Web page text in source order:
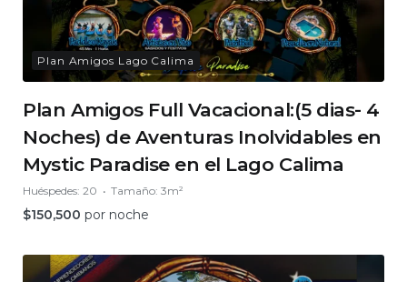
Plan Amigos Lago Calima
Plan Amigos Full Vacacional:(5 dias- 4
Noches) de Aventuras Inolvidables en
Mystic Paradise en el Lago Calima
Huéspedes: 20 Tamaño: 3m²
$150,500 por noche